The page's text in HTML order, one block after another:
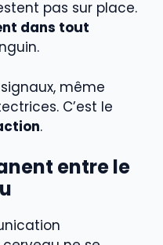
pas sur place.
dans tout
même
C’est le
.
entre le